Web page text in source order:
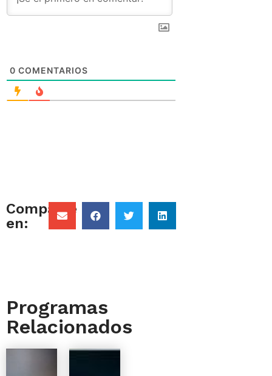
0 COMENTARIOS
Comparte
en:
Programas
Relacionados